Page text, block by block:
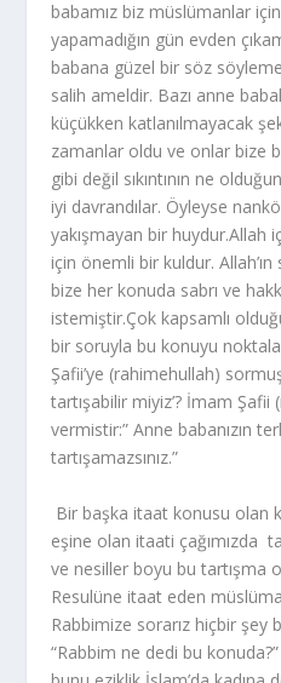
babamız biz müslümanlar
yapamadığın gün evden
babana güzel bir söz
salih ameldir. Bazı anne
küçükken katlanılmayacak
zamanlar oldu ve onlar bize
gibi değil sıkıntının ne
iyi davrandılar. Öyleyse
yakışmayan bir huydur.Allah
için önemli bir kuldur.
bize her konuda sabrı ve
istemiştir.Çok kapsamlı
bir soruyla bu konuyu
Şafii’ye (rahimehullah)
tartışabilir miyiz’? İmam
vermistir:” Anne babanızın
tartışamazsınız.”
Bir başka itaat konusu olan
eşine olan itaati çağımızda
ve nesiller boyu bu tartışma
Resulüne itaat eden
Rabbimize sorarız hiçbir şey
“Rabbim ne dedi bu